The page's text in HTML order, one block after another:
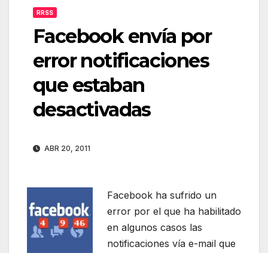
RRSS
Facebook envía por
error notificaciones
que estaban
desactivadas
ABR 20, 2011
Facebook ha sufrido un
error por el que ha habilitado
en algunos casos las
notificaciones vía e-mail que